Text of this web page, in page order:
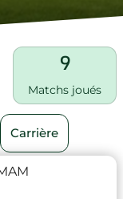
9
Matchs joués
Carrière